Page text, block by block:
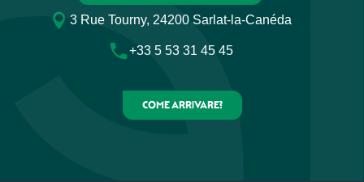
3 Rue Tourny, 24200 Sarlat-la-Canéda
+33 5 53 31 45 45
COME ARRIVARE?